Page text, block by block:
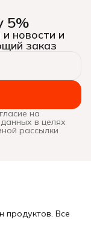
5%
новости и
заказ
на
в целях
рассылки
продуктов. Все